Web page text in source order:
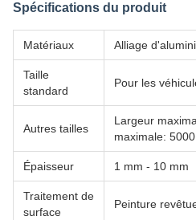
Spécifications du produit
Matériaux Alliage
Taille
standard
Pour les
Autres tailles
Largeur
maximale:
Épaisseur 1 mm - 10 mm
Traitement de
surface
Peinture